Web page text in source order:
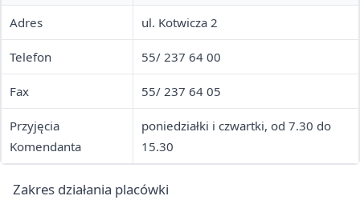
Adres ul. Kotwicza 2
Telefon 55/ 237 64 00
Fax 55/ 237 64 05
Przyjęcia
Komendanta
poniedziałki i czwartki, od 7.30 do
15.30
Zakres działania placówki